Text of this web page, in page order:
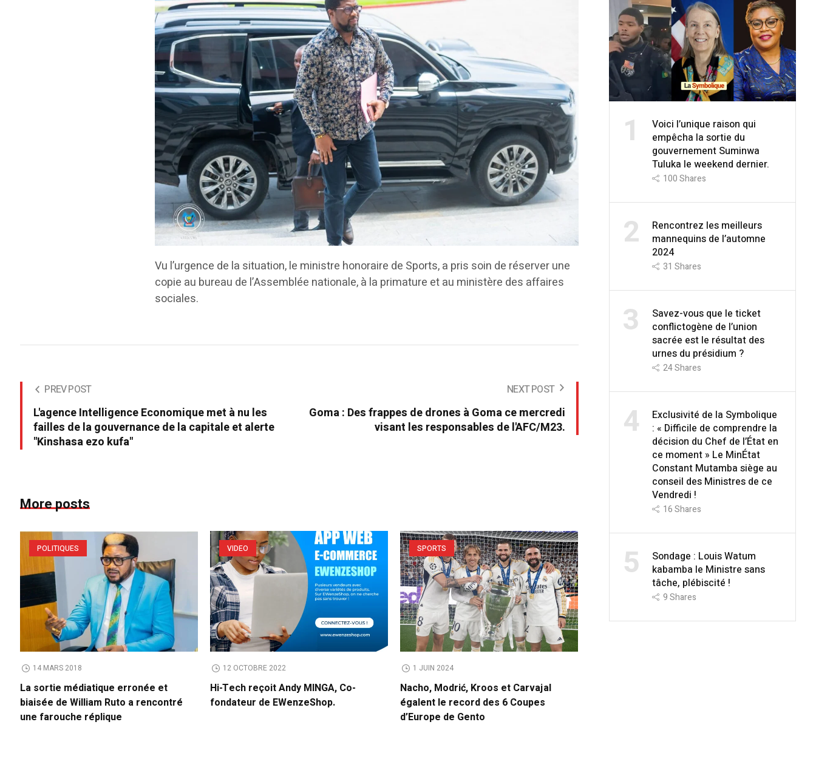
Vu l’urgence de la situation, le ministre honoraire de Sports, a pris soin de réserver une
copie au bureau de l’Assemblée nationale, à la primature et au ministère des affaires
sociales.
PREV POST
L'agence Intelligence Economique met à nu les
failles de la gouvernance de la capitale et alerte
"Kinshasa ezo kufa"
NEXT POST
Goma : Des frappes de drones à Goma ce mercredi
visant les responsables de l'AFC/M23.
More posts
POLITIQUES
14 MARS 2018
La sortie médiatique erronée et
biaisée de William Ruto a rencontré
une farouche réplique
VIDEO
12 OCTOBRE 2022
Hi-Tech reçoit Andy MINGA, Co-
fondateur de EWenzeShop.
SPORTS
1 JUIN 2024
Nacho, Modrić, Kroos et Carvajal
égalent le record des 6 Coupes
d’Europe de Gento
1
Voici l’unique raison qui
empêcha la sortie du
gouvernement Suminwa
Tuluka le weekend dernier.
100Shares
2
Rencontrez les meilleurs
mannequins de l’automne
2024
31 Shares
3
Savez-vous que le ticket
conflictogène de l’union
sacrée est le résultat des
urnes du présidium ?
24Shares
4
Exclusivité de la Symbolique
: « Difficile de comprendre la
décision du Chef de l’État en
ce moment » Le MinÉtat
Constant Mutamba siège au
conseil des Ministres de ce
Vendredi !
16Shares
5
Sondage : Louis Watum
kabamba le Ministre sans
tâche, plébiscité !
9Shares